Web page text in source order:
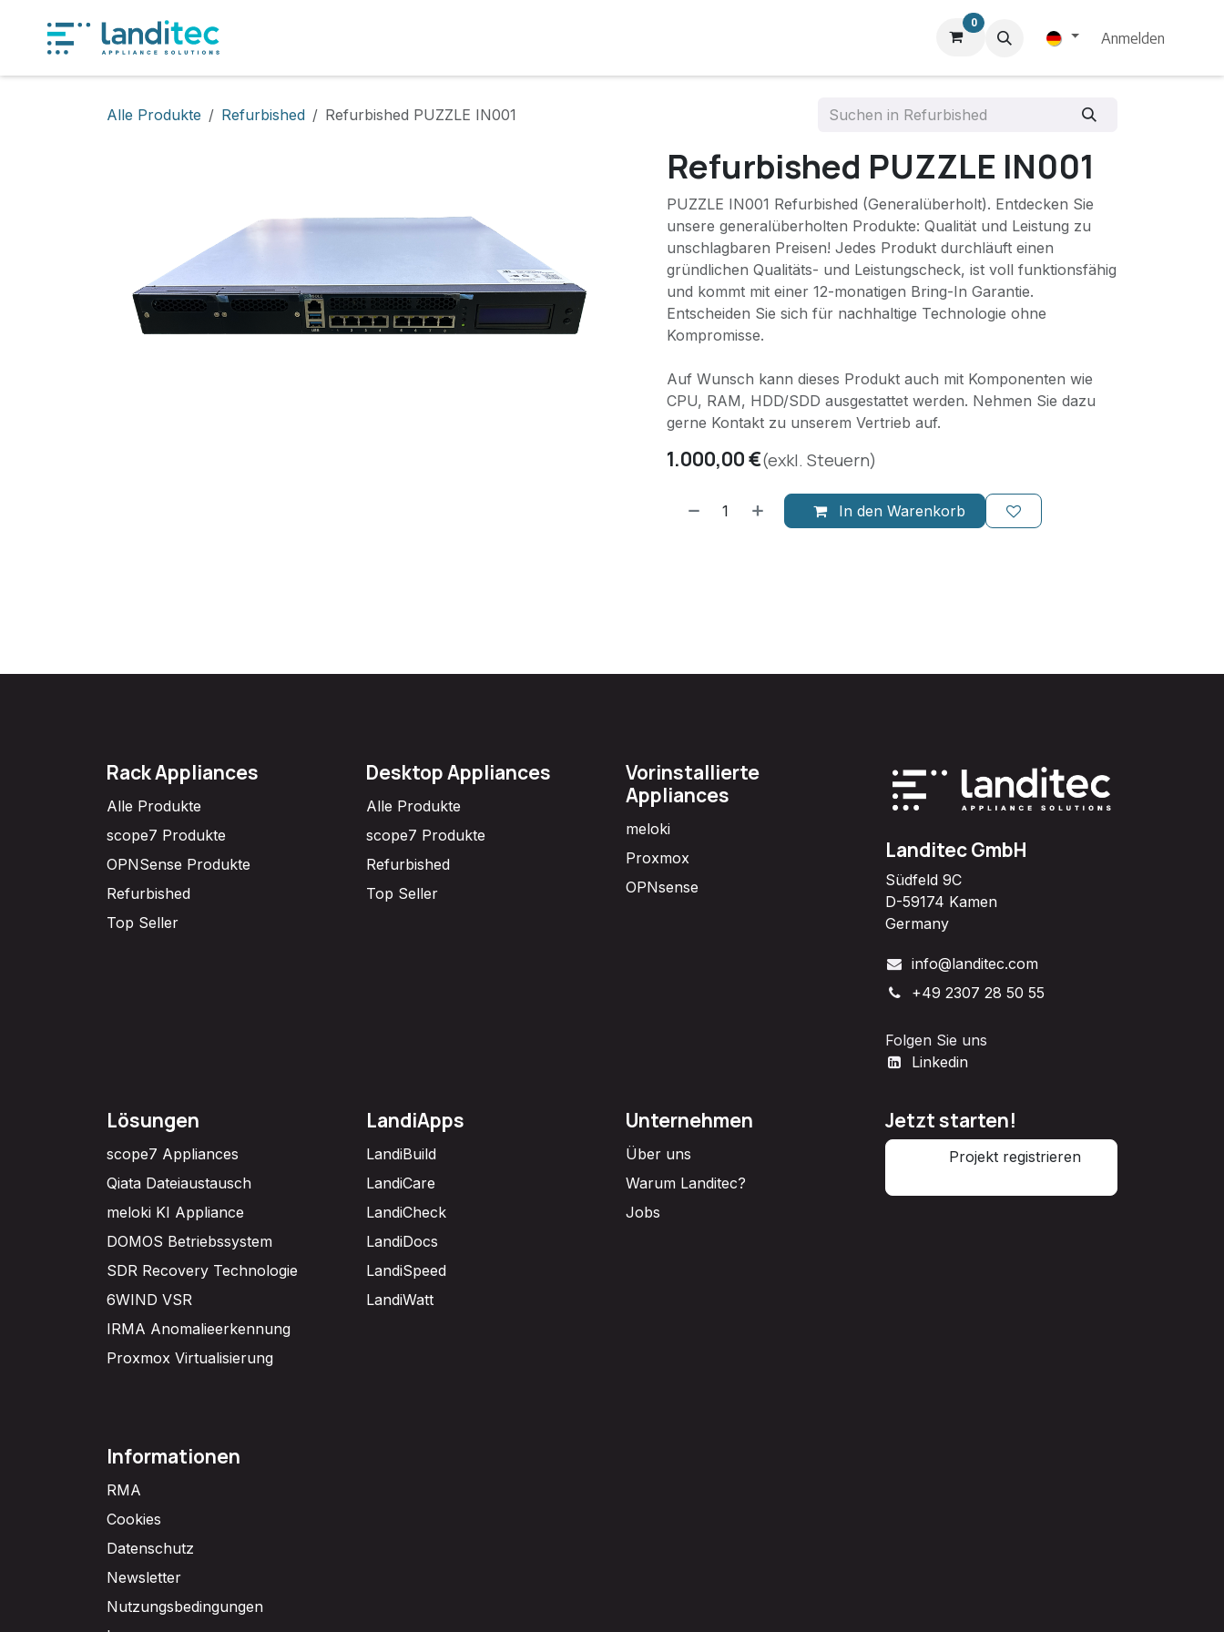
0
Anmelden
Alle Produkte Refurbished Refurbished PUZZLE IN001
Refurbished PUZZLE IN001
PUZZLE IN001 Refurbished (Generalüberholt). Entdecken Sie
unsere generalüberholten Produkte: Qualität und Leistung zu
unschlagbaren Preisen! Jedes Produkt durchläuft einen
gründlichen Qualitäts- und Leistungscheck, ist voll funktionsfähig
und kommt mit einer 12-monatigen Bring-In Garantie.
Entscheiden Sie sich für nachhaltige Technologie ohne
Kompromisse.
Auf Wunsch kann dieses Produkt auch mit Komponenten wie
CPU, RAM, HDD/SDD ausgestattet werden. Nehmen Sie dazu
gerne Kontakt zu unserem Vertrieb auf.
1.000,00€(exkl. Steuern)
In den Warenkorb
Rack Appliances
Alle Produkte
scope7 Produkte
OPNSense Produkte
Refurbished
Top Seller
Desktop Appliances
Alle Produkte
scope7 Produkte
Refurbished
Top Seller
Vorinstallierte
Appliances
meloki
Proxmox
OPNsense
Landitec GmbH
Südfeld 9C
D-59174 Kamen
Germany
info@landitec.com
+49 2307 28 50 55
Folgen Sie uns
Linkedin
Lösungen
scope7 Appliances
Qiata Dateiaustausch
meloki KI Appliance
DOMOS Betriebssystem
SDR Recovery Technologie
6WIND VSR
IRMA Anomalieerkennung
Proxmox Virtualisierung
LandiApps
LandiBuild
LandiCare
LandiCheck
LandiDocs
LandiSpeed
LandiWatt
Unternehmen
Über uns
Warum Landitec?
Jobs
Jetzt starten!
Projekt registrieren
Informationen
RMA
Cookies
Datenschutz
Newsletter
Nutzungsbedingungen